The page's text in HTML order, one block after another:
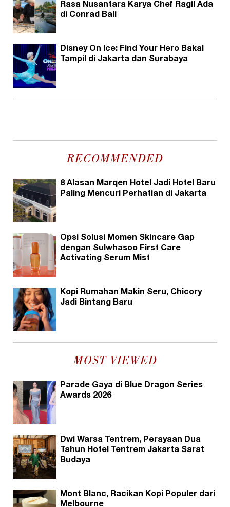
Rasa Nusantara Karya Chef Ragil Ada
di Conrad Bali
Disney On Ice: Find Your Hero Bakal
Tampil di Jakarta dan Surabaya
RECOMMENDED
8 Alasan Marqen Hotel Jadi Hotel Baru
Paling Mencuri Perhatian di Jakarta
Opsi Solusi Momen Skincare Gap
dengan Sulwhasoo First Care
Activating Serum Mist
Kopi Rumahan Makin Seru, Chicory
Jadi Bintang Baru
MOST VIEWED
Parade Gaya di Blue Dragon Series
Awards 2026
Dwi Warsa Tentrem, Perayaan Dua
Tahun Hotel Tentrem Jakarta Sarat
Budaya
Mont Blanc, Racikan Kopi Populer dari
Melbourne